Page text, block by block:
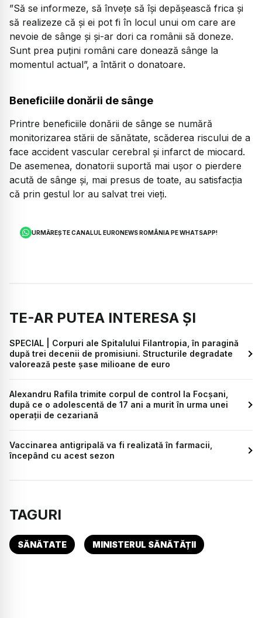
”Să se informeze, să învețe să își depășească frica și
să realizeze că și ei pot fi în locul unui om care are
nevoie de sânge și și-ar dori ca românii să doneze.
Sunt prea puțini români care donează sânge la
momentul actual”, a întărit o donatoare.
Beneficiile donării de sânge
Printre beneficiile donării de sânge se numără
monitorizarea stării de sănătate, scăderea riscului de a
face accident vascular cerebral şi infarct de miocard.
De asemenea, donatorii suportă mai uşor o pierdere
acută de sânge și, mai presus de toate, au satisfacţia
că prin gestul lor au salvat trei vieți.
URMĂREȘTE CANALUL EURONEWS ROMÂNIA PE WHATSAPP!
TE-AR PUTEA INTERESA ȘI
SPECIAL | Corpuri ale Spitalului Filantropia, în paragină
după trei decenii de promisiuni. Structurile degradate
valorează peste șase milioane de euro
Alexandru Rafila trimite corpul de control la Focșani,
după ce o adolescentă de 17 ani a murit în urma unei
operaţii de cezariană
Vaccinarea antigripală va fi realizată în farmacii,
începând cu acest sezon
TAGURI
SĂNĂTATE MINISTERUL SĂNĂTĂȚII